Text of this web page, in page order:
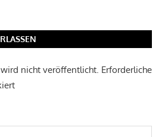
nicht veröffentlicht. Erforderliche